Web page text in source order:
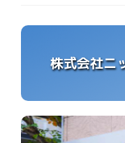
株式会社ニ